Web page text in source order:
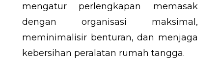
mengatur perlengkapan memasak
dengan organisasi maksimal,
meminimalisir benturan, dan menjaga
kebersihan peralatan rumah tangga.